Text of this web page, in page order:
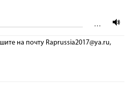
…
на почту Raprussia2017@ya.ru,